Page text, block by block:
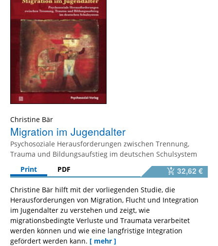
Christine Bär
Migration im Jugendalter
Psychosoziale Herausforderungen zwischen Trennung,
Trauma und Bildungsaufstieg im deutschen Schulsystem
Print
PDF 32,62 €
Christine Bär hilft mit der vorliegenden Studie, die
Herausforderungen von Migration, Flucht und Integration
im Jugendalter zu verstehen und zeigt, wie
migrationsbedingte Verluste und Traumata verarbeitet
werden können und wie eine langfristige Integration
gefördert werden kann. [ mehr ]